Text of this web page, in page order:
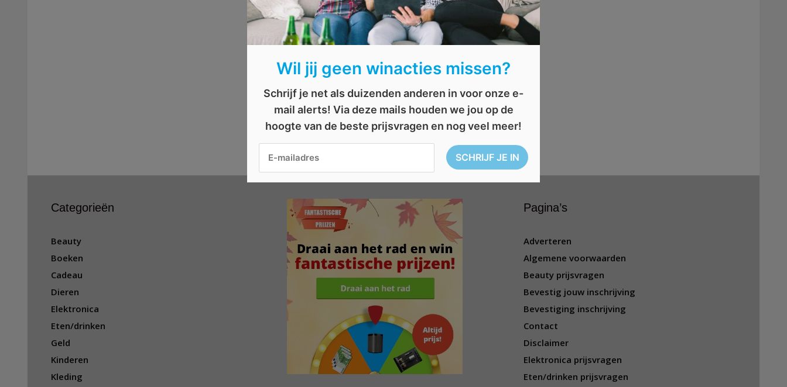
Categorieën
Beauty
Boeken
Cadeau
Dieren
Elektronica
Eten/drinken
Geld
Kinderen
Kleding
Pagina’s
Adverteren
Algemene voorwaarden
Beauty prijsvragen
Bevestig jouw inschrijving
Bevestiging inschrijving
Contact
Disclaimer
Elektronica prijsvragen
Eten/drinken prijsvragen
Wil jij geen winacties missen?
Schrijf je net als duizenden anderen in voor onze e-
mail alerts! Via deze mails houden we jou op de
hoogte van de beste prijsvragen en nog veel meer!